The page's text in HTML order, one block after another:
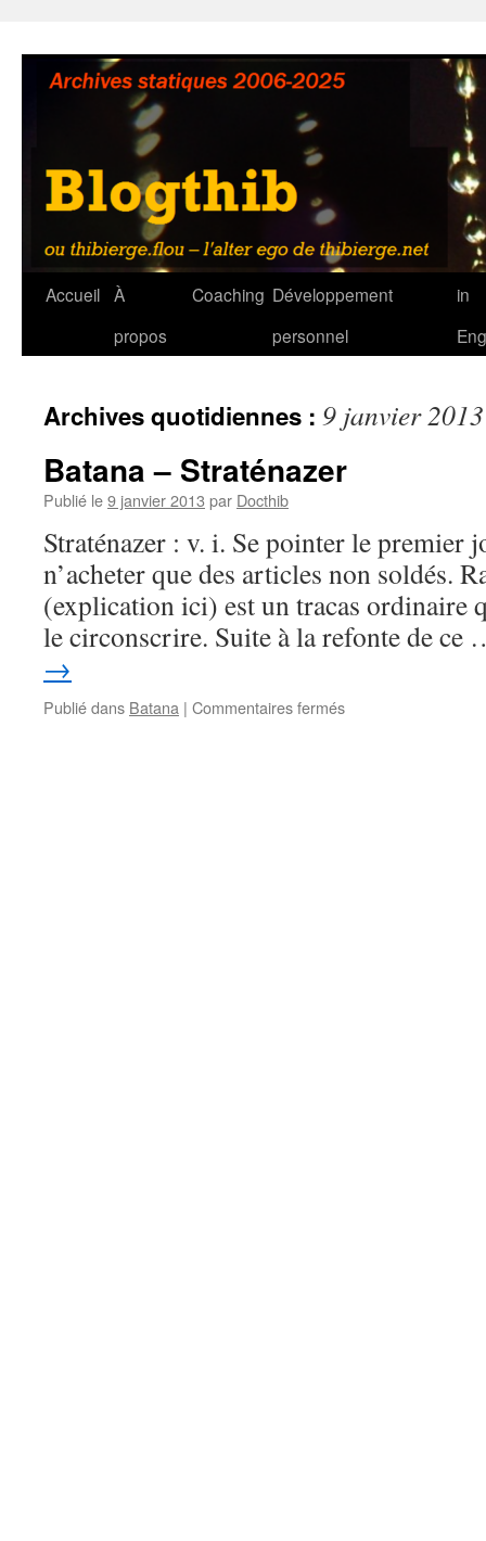
contenu
Accueil À
propos
Coaching Développement
personnel
in
Archives quotidiennes : 9 janvier 2013
Batana – Straténazer
Publié le9 janvier 2013 par Docthib
Straténazer : v. i. Se pointer le premier
n’acheter que des articles non soldés.
(explication ici) est un tracas ordinaire
le circonscrire. Suite à la refonte de
→
Publié dans Batana | Commentaires ferméssur